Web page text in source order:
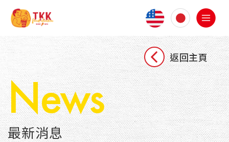
返回主頁
News
最新消息